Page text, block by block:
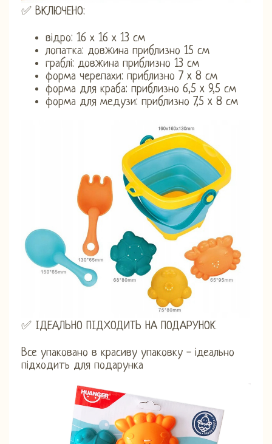
✅ ВКЛЮЧЕНО:
відро: 16 х 16 х 13 см
лопатка: довжина приблизно 15 см
граблі: довжина приблизно 13 см
форма черепахи: приблизно 7 x 8 см
форма для краба: приблизно 6,5 x 9,5 см
форма для медузи: приблизно 7,5 x 8 см
✅ ІДЕАЛЬНО ПІДХОДИТЬ НА ПОДАРУНОК
Все упаковано в красиву упаковку - ідеально
підходить для подарунка